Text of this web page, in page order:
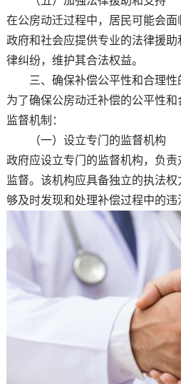
在公房动迁过程中，居民可能会面
政府和社会应提供专业的法律援
律纠纷，维护其合法权益。
三、确保补偿公平性和合理性
为了确保公房动迁补偿的公平性
监督机制：
（一）设立专门的监督机构
政府应设立专门的监督机构，负
监督。该机构应具备独立的执法
够及时发现和处理补偿过程中的违